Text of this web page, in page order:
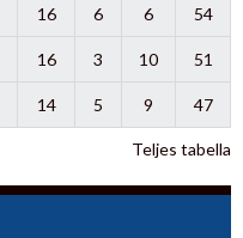
16 6 6 54
16 3 10 51
14 5 9 47
Teljes tabella